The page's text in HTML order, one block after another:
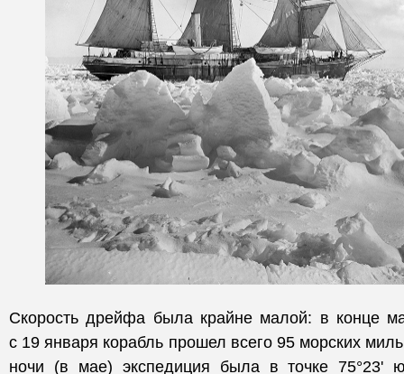
Скорость дрейфа была крайне малой: в конце
с 19 января корабль прошел всего 95 морских
ночи (в мае) экспедиция была в точке 75°23'